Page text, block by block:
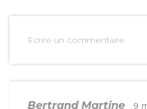
Ecrire un commentaire
Bertrand Martine 9